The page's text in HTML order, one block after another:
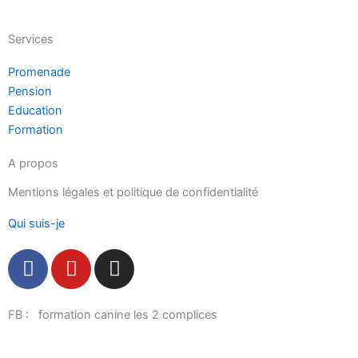
Services
Promenade
Pension
Education
Formation
A propos
Mentions légales et politique de confidentialité
Qui suis-je
F
a
e
Y
o
t
I
n
t
FB : formation canine les 2 complices